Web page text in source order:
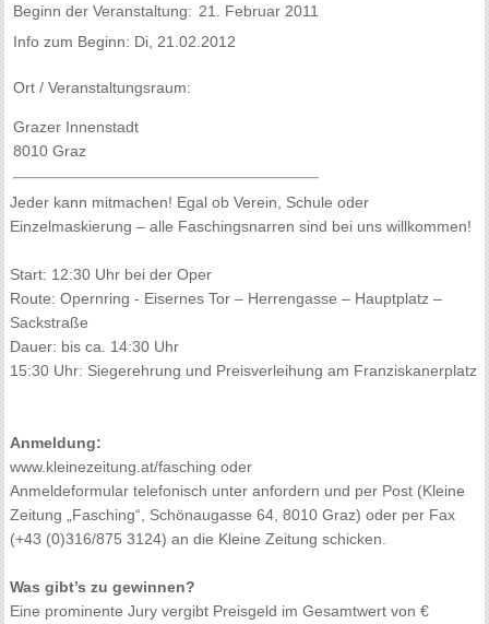
Beginn der Veranstaltung: 21. Februar 2011
Info zum Beginn: Di, 21.02.2012
Ort / Veranstaltungsraum:
Grazer Innenstadt
8010 Graz
Jeder kann mitmachen! Egal ob Verein, Schule oder
Einzelmaskierung – alle Faschingsnarren sind bei uns willkommen!
Start: 12:30 Uhr bei der Oper
Route: Opernring - Eisernes Tor – Herrengasse – Hauptplatz –
Sackstraße
Dauer: bis ca. 14:30 Uhr
15:30 Uhr: Siegerehrung und Preisverleihung am Franziskanerplatz
Anmeldung:
www.kleinezeitung.at/fasching oder
Anmeldeformular telefonisch unter anfordern und per Post (Kleine
Zeitung „Fasching“, Schönaugasse 64, 8010 Graz) oder per Fax
(+43 (0)316/875 3124) an die Kleine Zeitung schicken.
Was gibt’s zu gewinnen?
Eine prominente Jury vergibt Preisgeld im Gesamtwert von €